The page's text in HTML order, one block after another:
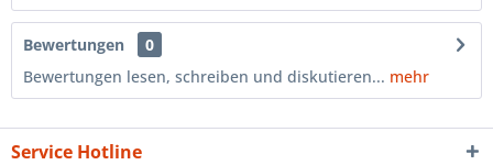
Bewertungen
0
Bewertungen lesen, schreiben und diskutieren... mehr
Service Hotline